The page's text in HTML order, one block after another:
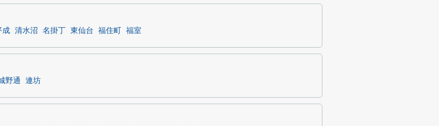
成 清水沼 名掛丁 東仙台 福住町 福室
野通 連坊